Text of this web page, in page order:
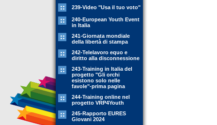
239-Video "Usa il tuo voto"
240-European Youth Event
in Italia
241-Giornata mondiale
della libertà di stampa
242-Telelavoro equo e
diritto alla disconnessione
243-Training in Italia del
progetto "Gli orchi
esistono solo nelle
favole"-prima pagina
244-Training online nel
progetto VRP4Youth
245-Rapporto EURES
Giovani 2024